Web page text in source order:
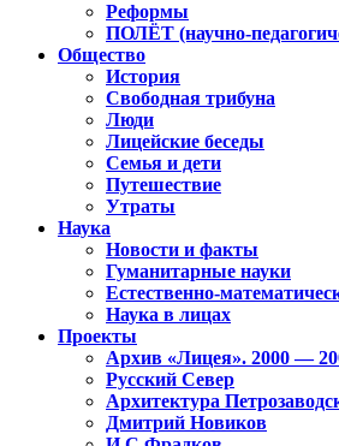
Реформы
ПОЛЁТ (научно-
Общество
История
Свободная трибуна
Люди
Лицейские беседы
Семья и дети
Путешествие
Утраты
Наука
Новости и факты
Гуманитарные науки
Естественно-
Наука в лицах
Проекты
Архив «Лицея». 2000 —
Русский Север
Архитектура
Дмитрий Новиков